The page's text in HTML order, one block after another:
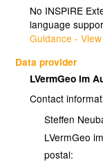
No INSPIRE
language
Guidance -
Data provider
LVermGeo im
Contact
Steffen
LVermGeo
postal: